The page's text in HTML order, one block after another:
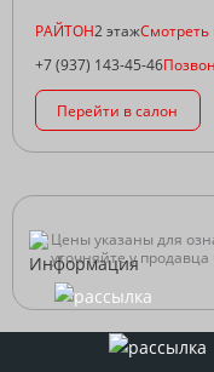
РАЙТОН2 этажСмотреть
+7 (937) 143-45-46
Перейти в салон
Цены указаны для
уточняйте у